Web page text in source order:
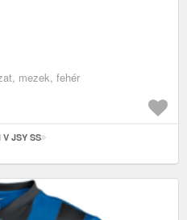
mezek, fehér
JSY SS